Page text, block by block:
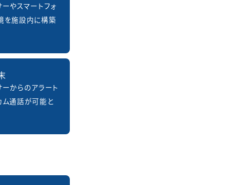
やスマートフォ
を施設内に構築
ーからのアラート
ム通話が可能と